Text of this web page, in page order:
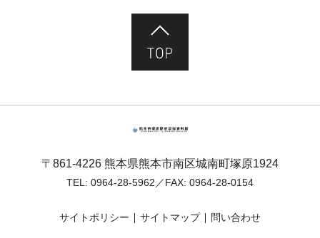
〒861-4226 熊本県熊本市南区城南町塚原1924
TEL: 0964-28-5962 ／FAX: 0964-28-0154
サイトポリシー サイトマップ 問い合わせ